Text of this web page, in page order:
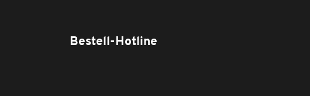
Bestell-Hotline